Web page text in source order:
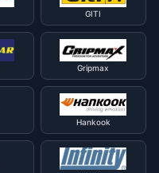
GITI
Gripmax
Hankook